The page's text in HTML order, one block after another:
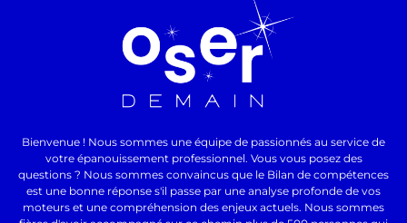
Bienvenue ! Nous sommes une équipe de passionnés au service de
votre épanouissement professionnel. Vous vous posez des
questions ? Nous sommes convaincus que le Bilan de compétences
est une bonne réponse s'il passe par une analyse profonde de vos
moteurs et une compréhension des enjeux actuels. Nous sommes